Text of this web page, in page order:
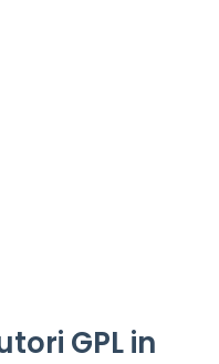
GPL in